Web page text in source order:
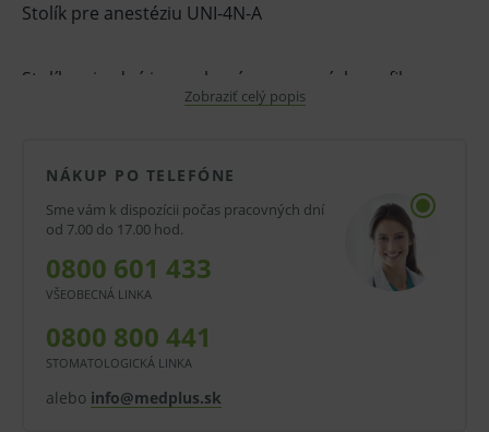
Stolík pre anestéziu UNI-4N-A
Stolík pojazdný je vyrobený z nerezových profilov s
hornou lisovanou polymérovou šedou doskou s
centrálnym zamykaním a plnovýsuvmi.
3 zásuvky sú výšky 135 mm a 1 spodná zásuvka 215
mm.
Zásuvky sú farebné odlíšené /červená, zelená, modrá,
Na bočnej ľavej strane je stolík vybavený tromi
výklopnými plastovými boxami a výsuvnou doskou
pre možnosť písania, na pravej strane 20 l košom s
Zobraziť celý popis
NÁKUP PO TELEFÓNE
Sme vám k dispozícii počas pracovných dní
od 7.00 do 17.00 hod.
0800 601 433
VŠEOBECNÁ LINKA
0800 800 441
STOMATOLOGICKÁ LINKA
alebo info@medplus.sk